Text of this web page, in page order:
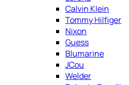
Calvin Klein
Tommy Hilfiger
Nixon
Guess
Blumarine
JCou
Welder